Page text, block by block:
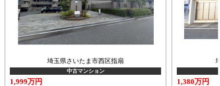
埼玉県さいたま市西区指扇
中古マンション
1,999万円 1,380万円